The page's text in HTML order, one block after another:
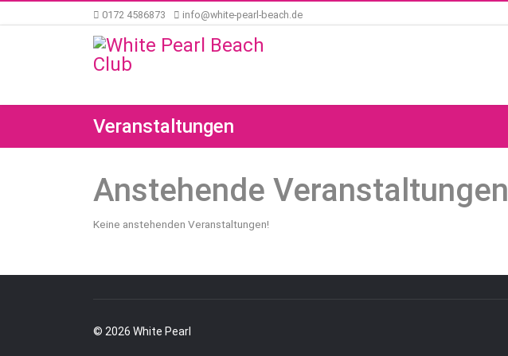
0172 4586873 info@white-pearl-beach.de
Veranstaltungen
Anstehende Veranstaltungen
Keine anstehenden Veranstaltungen!
© 2026 White Pearl